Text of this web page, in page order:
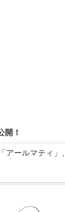
開！
ールマティ」